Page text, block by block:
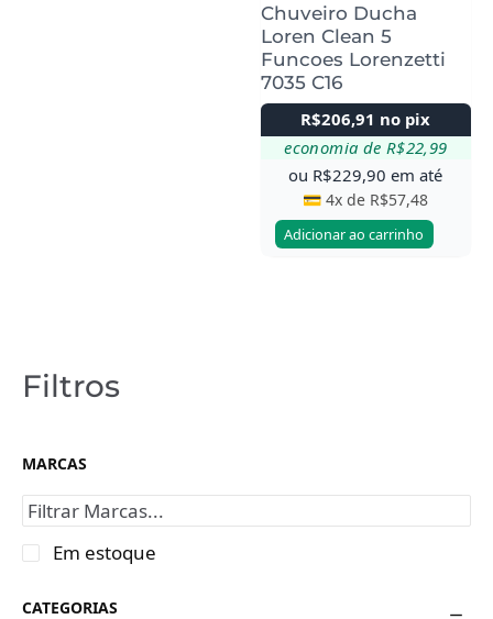
Filtros
MARCAS
Em estoque
CATEGORIAS
Chuveiro Ducha
Loren Clean 5
Funcoes Lorenzetti
7035 C16
R$206,91 no pix
economia de R$22,99
ou R$229,90 em até
💳 4x de R$57,48
Adicionar ao carrinho